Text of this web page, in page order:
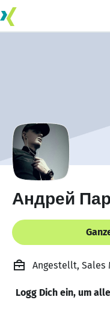
Андрей
Angestellt, Sales
Logg Dich ein, um